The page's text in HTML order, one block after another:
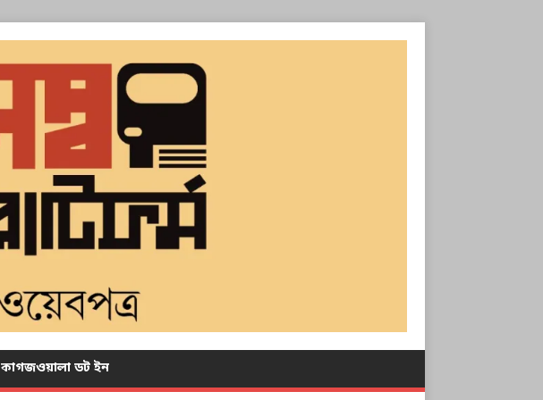
কাগজওয়ালা ডট ইন